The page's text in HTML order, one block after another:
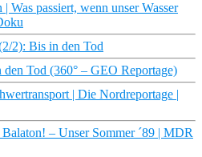
Was passiert, wenn unser Wasser
2): Bis in den Tod
Tod (360° – GEO Reportage)
| Die Nordreportage |
– Unser Sommer ´89 | MDR